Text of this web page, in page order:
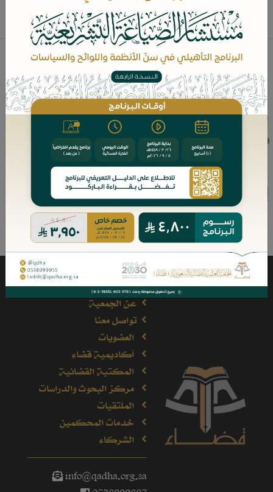
مريم بنت عبدالرحمن آل فريان
نبذه عن المؤلف
مؤلفات الكاتب
عن الجمعية
تواصل معنا
العضويات
أكاديمية قضاء
المكتبة القضائية
مركز البحوث والدراسات
الملتقيات
خدمات المحكمين
الشركاء
info@qadha.org.sa